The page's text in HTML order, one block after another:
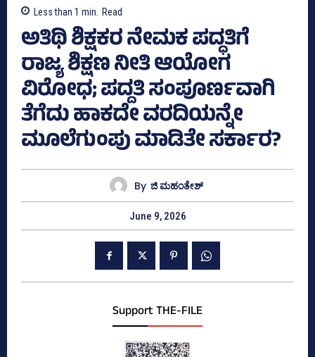
Less than 1 min. Read
ಅತಿಥಿ ಶಿಕ್ಷಕರ ನೇಮಕ ಪದ್ಧತಿಗೆ
ರಾಜ್ಯ ಶಿಕ್ಷಣ ನೀತಿ ಆಯೋಗ
ವಿರೋಧ; ಪದ್ದತಿ ಸಂಪೂರ್ಣವಾಗಿ
ತೆಗೆದು ಹಾಕದೇ ವರದಿಯನ್ನೇ
ಮೂಲೆಗುಂಪು ಮಾಡಿತೇ ಸರ್ಕಾರ?
By ಜಿ ಮಹಂತೇಶ್
June 9, 2026
Support THE-FILE